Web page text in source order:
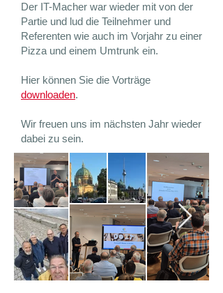
Der IT-Macher war wieder mit von der
Partie und lud die Teilnehmer und
Referenten wie auch im Vorjahr zu einer
Pizza und einem Umtrunk ein.
Hier können Sie die Vorträge
downloaden.
Wir freuen uns im nächsten Jahr wieder
dabei zu sein.